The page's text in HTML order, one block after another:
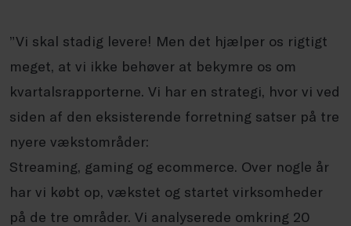
”Vi skal stadig levere! Men det hjælper os rigtigt
meget, at vi ikke behøver at bekymre os om
kvartalsrapporterne. Vi har en strategi, hvor vi ved
siden af den eksisterende forretning satser på tre
nyere vækstområder:
Streaming, gaming og ecommerce. Over nogle år
har vi købt op, vækstet og startet virksomheder
på de tre områder. Vi analyserede omkring 20